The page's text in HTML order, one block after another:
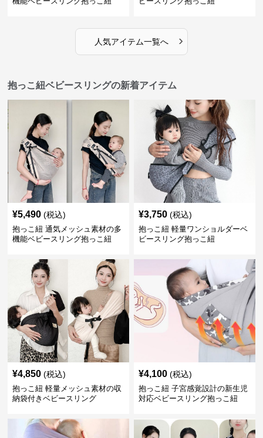
人気アイテム一覧へ ›
抱っこ紐ベビースリングの新着アイテム
¥5,490 (税込)
抱っこ紐 通気メッシュ素材の多
機能ベビースリング抱っこ紐
¥3,750 (税込)
抱っこ紐 軽量ワンショルダーベ
ビースリング抱っこ紐
¥4,850 (税込)
抱っこ紐 軽量メッシュ素材の収
納袋付きベビースリング
¥4,100 (税込)
抱っこ紐 子宮感覚設計の新生児
対応ベビースリング抱っこ紐